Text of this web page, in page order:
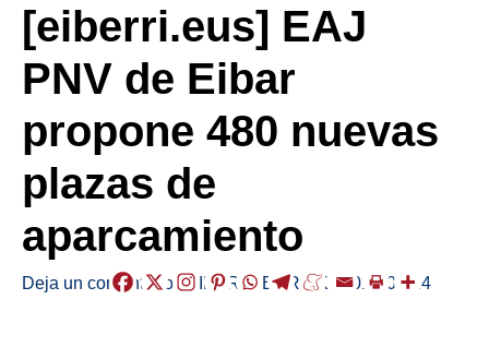
[eiberri.eus] EAJ
PNV de Eibar
propone 480 nuevas
plazas de
aparcamiento
Deja un comentario /EIBAR ,HERRIAK /2019-03-24